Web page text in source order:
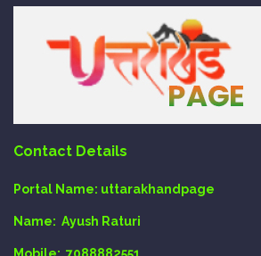
Contact Details
Portal Name: uttarakhandpage
Name: Ayush Raturi